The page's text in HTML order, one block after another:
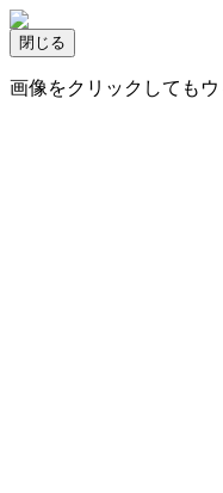
画像をクリックしてもウ